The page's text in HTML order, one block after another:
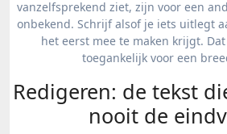
vanzelfsprekend ziet, zijn voor een
onbekend. Schrijf alsof je iets uitlegt
het eerst mee te maken krijgt.
toegankelijk voor een
Redigeren: de tekst
nooit de